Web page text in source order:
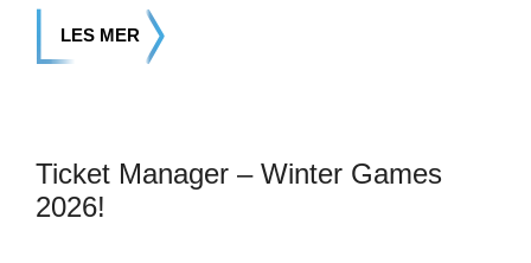
LES MER
Ticket Manager – Winter Games
2026!